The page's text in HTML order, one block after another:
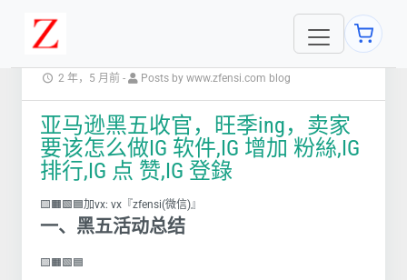
2 年，5 月前 - Posts by www.zfensi.com blog
亚马逊黑五收官，旺季ing，卖家
要该怎么做IG 软件,IG 增加 粉絲,IG
排行,IG 点 赞,IG 登錄
🟨🟧🟩🟦加vx: vx『zfensi(微信)』
一、 黑五活动总结
🟨🟧🟩🟦